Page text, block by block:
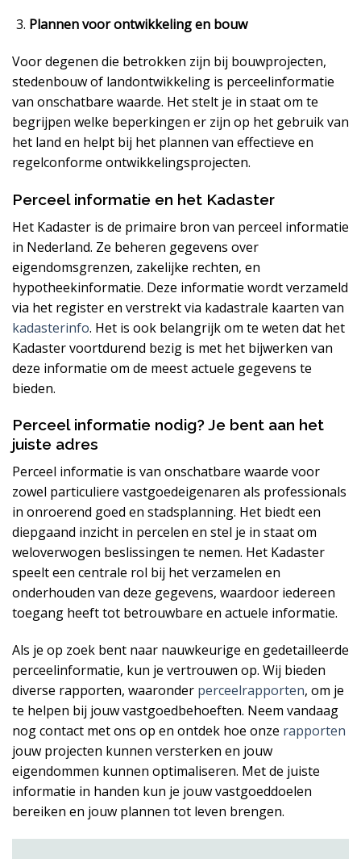
Plannen voor ontwikkeling en bouw
Voor degenen die betrokken zijn bij bouwprojecten,
stedenbouw of landontwikkeling is perceelinformatie
van onschatbare waarde. Het stelt je in staat om te
begrijpen welke beperkingen er zijn op het gebruik van
het land en helpt bij het plannen van effectieve en
regelconforme ontwikkelingsprojecten.
Perceel informatie en het Kadaster
Het Kadaster is de primaire bron van perceel informatie
in Nederland. Ze beheren gegevens over
eigendomsgrenzen, zakelijke rechten, en
hypotheekinformatie. Deze informatie wordt verzameld
via het register en verstrekt via kadastrale kaarten van
kadasterinfo. Het is ook belangrijk om te weten dat het
Kadaster voortdurend bezig is met het bijwerken van
deze informatie om de meest actuele gegevens te
bieden.
Perceel informatie nodig? Je bent aan het
juiste adres
Perceel informatie is van onschatbare waarde voor
zowel particuliere vastgoedeigenaren als professionals
in onroerend goed en stadsplanning. Het biedt een
diepgaand inzicht in percelen en stel je in staat om
weloverwogen beslissingen te nemen. Het Kadaster
speelt een centrale rol bij het verzamelen en
onderhouden van deze gegevens, waardoor iedereen
toegang heeft tot betrouwbare en actuele informatie.
Als je op zoek bent naar nauwkeurige en gedetailleerde
perceelinformatie, kun je vertrouwen op. Wij bieden
diverse rapporten, waaronder perceelrapporten, om je
te helpen bij jouw vastgoedbehoeften. Neem vandaag
nog contact met ons op en ontdek hoe onze rapporten
jouw projecten kunnen versterken en jouw
eigendommen kunnen optimaliseren. Met de juiste
informatie in handen kun je jouw vastgoeddoelen
bereiken en jouw plannen tot leven brengen.